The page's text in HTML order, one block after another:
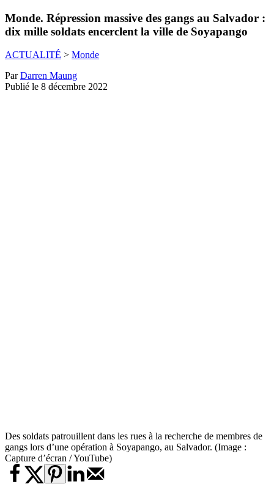
Monde. Répression massive des gangs au Salvador :
dix mille soldats encerclent la ville de Soyapango
ACTUALITÉ > Monde
ParDarren Maung
Publié le 8 décembre 2022
Des soldats patrouillent dans les rues à la recherche de membres de
gangs lors d’une opération à Soyapango, au Salvador. (Image :
Capture d’écran / YouTube)